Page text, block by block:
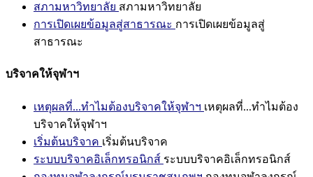
สภามหาวิทยาลัย สภามหาวิทยาลัย
การเปิดเผยข้อมูลสู่สาธารณะ การเปิดเผยข้อมูลสู่
สาธารณะ
บริจาคให้จุฬาฯ
เหตุผลที่...ทำไมต้องบริจาคให้จุฬาฯ เหตุผลที่...ทำไมต้อง
บริจาคให้จุฬาฯ
เริ่มต้นบริจาค เริ่มต้นบริจาค
ระบบบริจาคอิเล็กทรอนิกส์ ระบบบริจาคอิเล็กทรอนิกส์